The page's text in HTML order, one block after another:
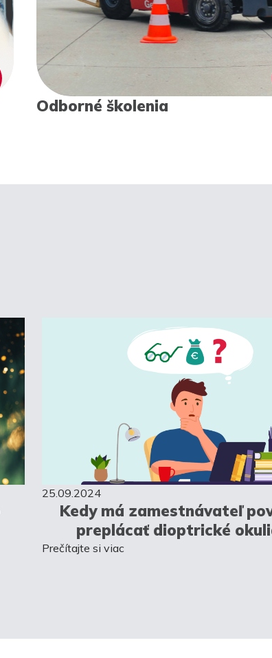
Odborné školenia
25.09.2024
Kedy má zamestnávateľ
preplácať dioptrické
Prečítajte si viac